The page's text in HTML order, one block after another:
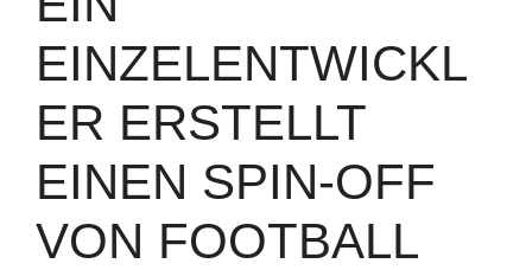
EINZELENTWICKL
ER ERSTELLT
EINEN SPIN-OFF
VON FOOTBALL